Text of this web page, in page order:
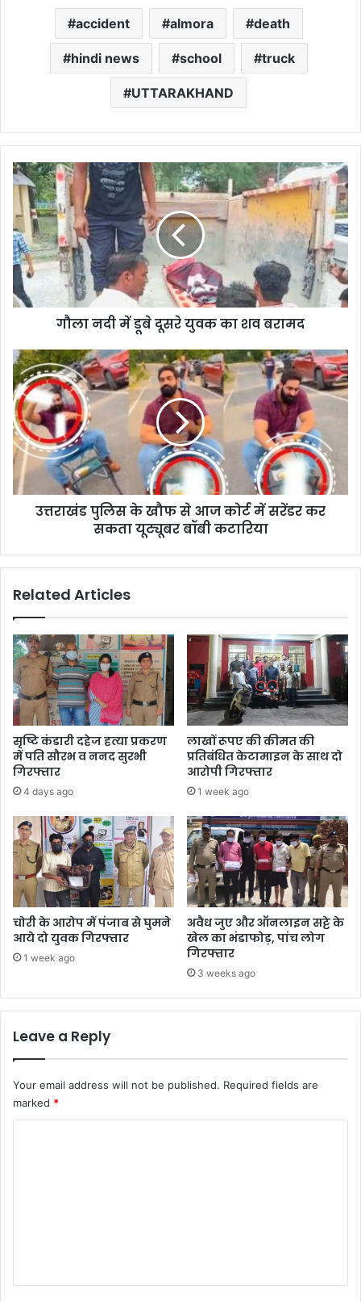
accident almora death
hindi news school truck
UTTARAKHAND
गौला
नदी
डूबे
दूसरे
युवक
का
शव
बरामद
गौला नदी में डूबे दूसरे युवक का शव बरामद
उत्तराखंड
पुलिस
के
खौफ
से
आज
कोर्ट
सरेंडर
उत्तराखंड पुलिस के खौफ से आज कोर्ट में सरेंडर कर
सकता यूट्यूबर बॉबी कटारिया
Related Articles
सृष्टि कंडारी दहेज हत्या प्रकरण
में पति सौरभ व ननद सुरभी
गिरफ्तार
4 days ago
लाखों रूपए की कीमत की
प्रतिबंधित केटामाइन के साथ दो
आरोपी गिरफ्तार
1 week ago
चोरी के आरोप में पंजाब से घुमने
आये दो युवक गिरफ्तार
1 week ago
अवैध जुए और ऑनलाइन सट्टे के
खेल का भंडाफोड़, पांच लोग
गिरफ्तार
3 weeks ago
Leave a Reply
Your email address will not be published. Required fields are
marked *